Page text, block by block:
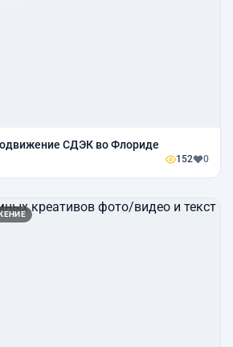
СДЭК во Флориде
152 0